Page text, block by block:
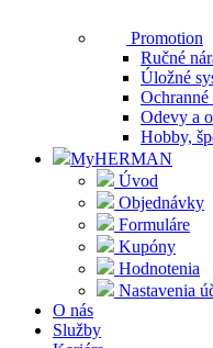
Promotion
Ručné
Úložné
Odevy a
Hobby,
MyHERMAN
Úvod
Objednávky
Formuláre
Kupóny
Hodnotenia
Nastavenia
O nás
Služby